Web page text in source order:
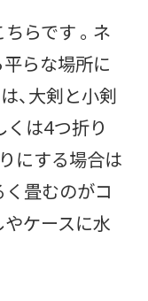
らです 。ネ
らな場所に
、大剣と小剣
くは4つ折り
にする場合は
畳むのがコ
ケースに水